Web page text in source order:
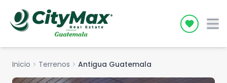
Icon
Inicio chevron_right Terrenos chevron_right Antigua Guatemala